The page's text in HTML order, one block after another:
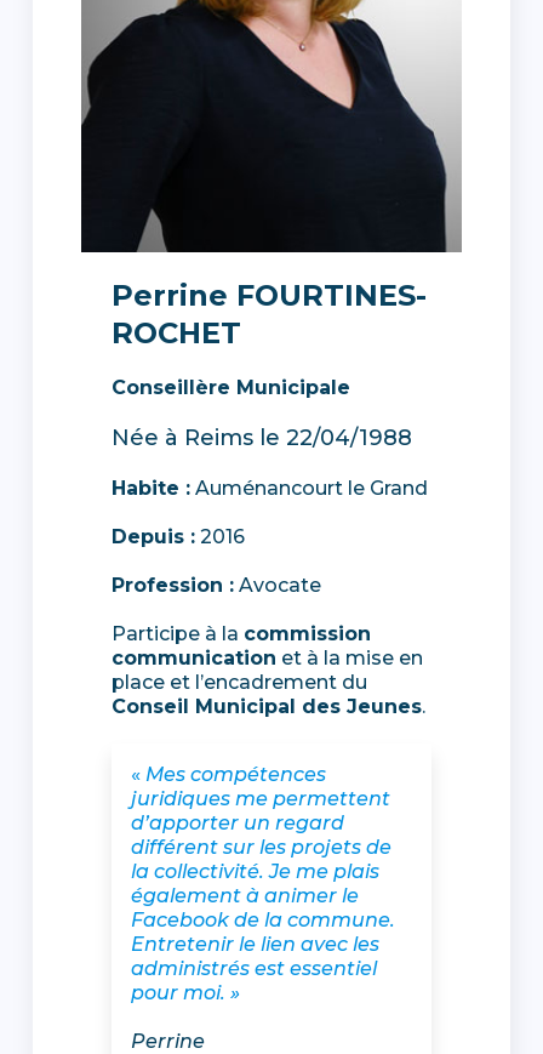
Perrine FOURTINES-
ROCHET
Conseillère Municipale
Née à Reims le 22/04/1988
Habite :Auménancourt le Grand
Depuis :2016
Profession :Avocate
Participe à la commission
communication et à la mise en
place et l’encadrement du
Conseil Municipal des Jeunes.
« Mes compétences
juridiques me permettent
d’apporter un regard
différent sur les projets de
la collectivité. Je me plais
également à animer le
Facebook de la commune.
Entretenir le lien avec les
administrés est essentiel
pour moi. »
Perrine